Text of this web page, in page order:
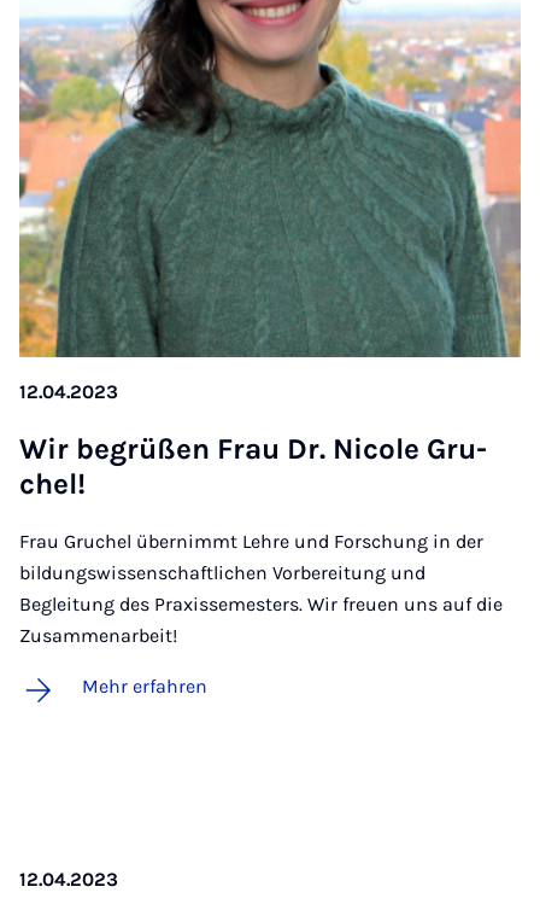
12.04.2023
Wir be­grü­ßen Frau Dr. Ni­co­le Gru­
chel!
Frau Gruchel übernimmt Lehre und Forschung in der
bildungswissenschaftlichen Vorbereitung und
Begleitung des Praxissemesters. Wir freuen uns auf die
Zusammenarbeit!
Mehr erfahren
12.04.2023